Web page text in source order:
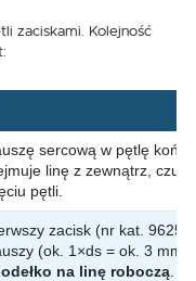
zaciskami. Kolejność
sercową w pętlę
linę z zewnątrz,
pętli.
zacisk (nr kat.
(ok. 1×ds = ok. 3 mm
na linę roboczą